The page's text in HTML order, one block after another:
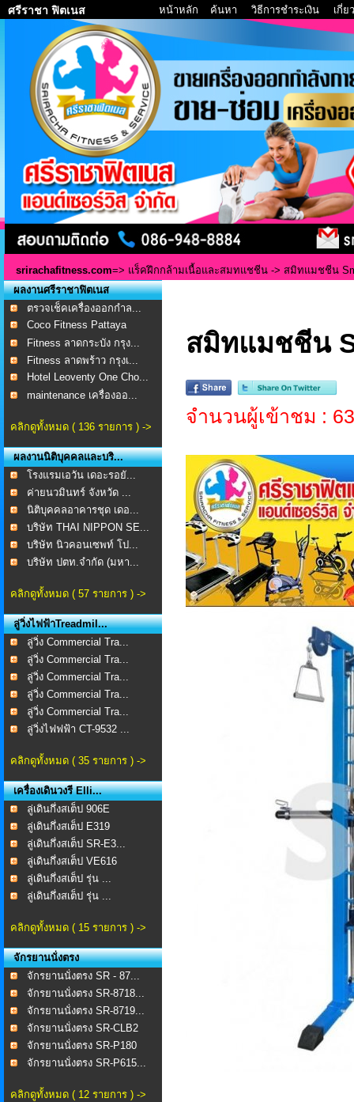
ศรีราชา ฟิตเนส หน้าหลัก ค้นหา วิธีการชำระเงิน เกี่ย
srirachafitness.com=> แร็คฝึกกล้ามเนื้อและสมทแชชีน -> สมิทแมชชีน
ผลงานศรีราชาฟิตเนส
ตรวจเช็คเครื่องออกกำล...
Coco Fitness Pattaya
Fitness ลาดกระบัง กรุง...
Fitness ลาดพร้าว กรุงเ...
Hotel Leoventy One Cho...
maintenance เครื่องออ...
คลิกดูทั้งหมด ( 136 รายการ ) ->
ผลงานนิติบุคคลและบริ...
โรงแรมเอวัน เดอะรอยั...
ค่ายนวมินทร์ จังหวัด ...
นิติบุคคลอาคารชุด เดอ...
บริษัท THAI NIPPON SE...
บริษัท นิวคอนเซพท์ โป...
บริษัท ปตท.จำกัด (มหา...
คลิกดูทั้งหมด ( 57 รายการ ) ->
ลู่วิ่งไฟฟ้าTreadmil...
ลู่วิ่ง Commercial Tra...
ลู่วิ่ง Commercial Tra...
ลู่วิ่ง Commercial Tra...
ลู่วิ่ง Commercial Tra...
ลู่วิ่ง Commercial Tra...
ลู่วิ่งไฟฟฟ้า CT-9532 ...
คลิกดูทั้งหมด ( 35 รายการ ) ->
เครื่องเดินวงรี Elli...
ลู่เดินกึ่งสเต็ป 906E
ลู่เดินกึ่งสเต็ป E319
ลู่เดินกึ่งสเต็ป SR-E3...
ลู่เดินกึ่งสเต็ป VE616
ลู่เดินกึ่งสเต็ป รุ่น ...
ลู่เดินกึ่งสเต็ป รุ่น ...
คลิกดูทั้งหมด ( 15 รายการ ) ->
จักรยานนั่งตรง
จักรยานนั่งตรง SR - 87...
จักรยานนั่งตรง SR-8718...
จักรยานนั่งตรง SR-8719...
จักรยานนั่งตรง SR-CLB2
จักรยานนั่งตรง SR-P180
จักรยานนั่งตรง SR-P615...
คลิกดูทั้งหมด ( 12 รายการ ) ->
สมิทแมชชีน
จำนวนผู้เข้าชม :